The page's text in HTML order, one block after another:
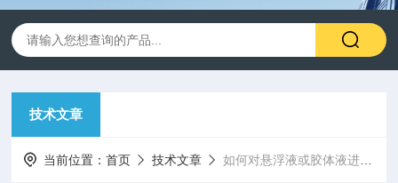
技术文章
当前位置：首页 技术文章 如何对悬浮液或胶体液进行pH测量?